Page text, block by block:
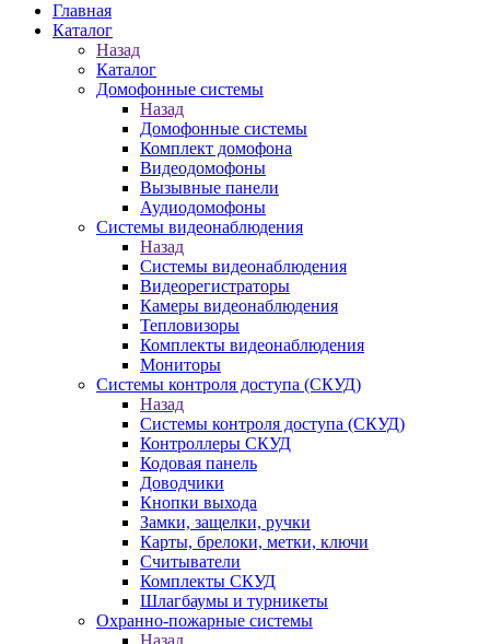
Главная
Каталог
Назад
Каталог
Домофонные системы
Назад
Домофонные системы
Комплект домофона
Видеодомофоны
Вызывные панели
Аудиодомофоны
Системы видеонаблюдения
Назад
Системы видеонаблюдения
Видеорегистраторы
Камеры видеонаблюдения
Тепловизоры
Комплекты видеонаблюдения
Мониторы
Системы контроля доступа (СКУД)
Назад
Системы контроля доступа (СКУД)
Контроллеры СКУД
Кодовая панель
Доводчики
Кнопки выхода
Замки, защелки, ручки
Карты, брелоки, метки, ключи
Считыватели
Комплекты СКУД
Шлагбаумы и турникеты
Охранно-пожарные системы
Назад